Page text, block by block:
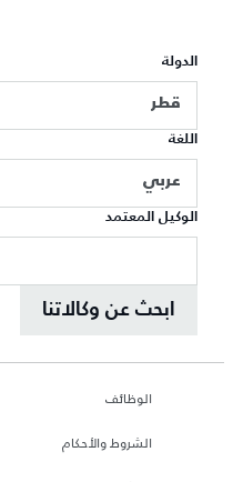
الدولة
قطر
اللغة
عربي
الوكيل المعتمد
ابحث عن وكالاتنا
الوظائف
الشروط والأحكام